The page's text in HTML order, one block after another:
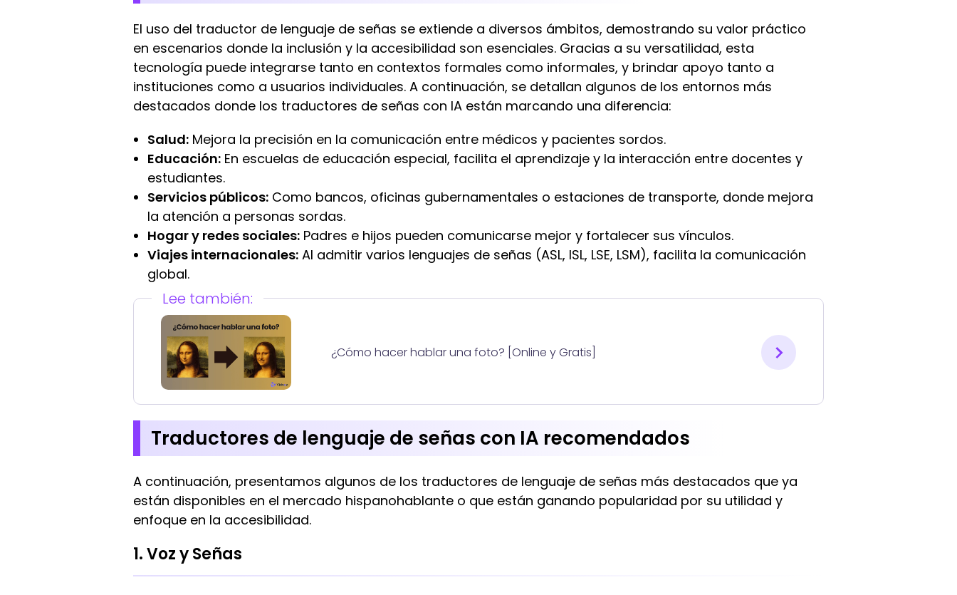
El uso del traductor de lenguaje de señas se extiende a diversos ámbitos, demostrando su valor práctico
en escenarios donde la inclusión y la accesibilidad son esenciales. Gracias a su versatilidad, esta
tecnología puede integrarse tanto en contextos formales como informales, y brindar apoyo tanto a
instituciones como a usuarios individuales. A continuación, se detallan algunos de los entornos más
destacados donde los traductores de señas con IA están marcando una diferencia:
Salud: Mejora la precisión en la comunicación entre médicos y pacientes sordos.
Educación: En escuelas de educación especial, facilita el aprendizaje y la interacción entre docentes y
estudiantes.
Servicios públicos: Como bancos, oficinas gubernamentales o estaciones de transporte, donde mejora
la atención a personas sordas.
Hogar y redes sociales: Padres e hijos pueden comunicarse mejor y fortalecer sus vínculos.
Viajes internacionales: Al admitir varios lenguajes de señas (ASL, ISL, LSE, LSM), facilita la comunicación
global.
Lee también:
¿Cómo hacer hablar una foto? [Online y Gratis]
Traductores de lenguaje de señas con IA recomendados
A continuación, presentamos algunos de los traductores de lenguaje de señas más destacados que ya
están disponibles en el mercado hispanohablante o que están ganando popularidad por su utilidad y
enfoque en la accesibilidad.
1. Voz y Señas